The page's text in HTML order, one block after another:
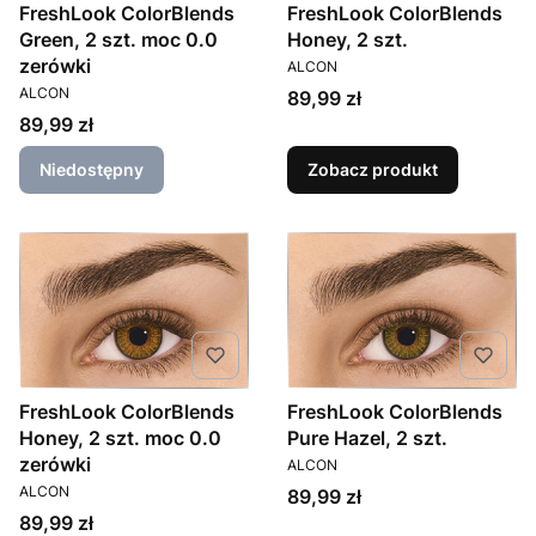
FreshLook ColorBlends
Green, 2 szt. moc 0.0
zerówki
PRODUCENT
ALCON
Cena
89,99 zł
Niedostępny
FreshLook ColorBlends
Honey, 2 szt.
PRODUCENT
ALCON
Cena
89,99 zł
Zobacz produkt
FreshLook ColorBlends
Honey, 2 szt. moc 0.0
zerówki
PRODUCENT
ALCON
Cena
89,99 zł
FreshLook ColorBlends
Pure Hazel, 2 szt.
PRODUCENT
ALCON
Cena
89,99 zł